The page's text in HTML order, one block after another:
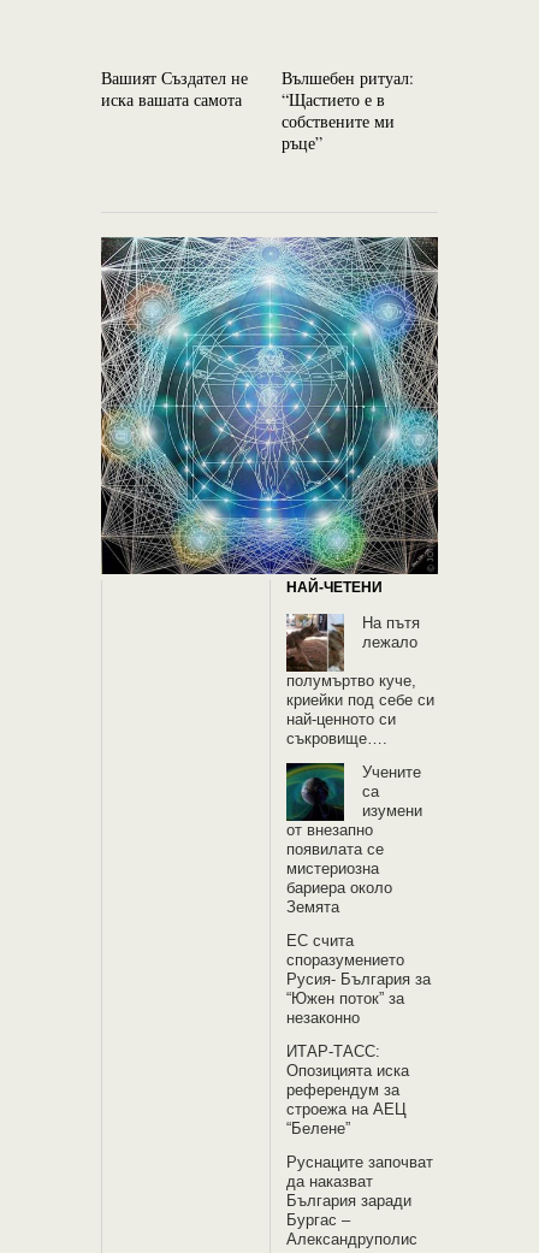
Вашият Създател не
иска вашата самота
Вълшебен ритуал:
“Щастието е в
собствените ми
ръце”
НАЙ-ЧЕТЕНИ
На пътя
лежало
полумъртво куче,
криейки под себе си
най-ценното си
съкровище….
Учените
са
изумени
от внезапно
появилата се
мистериозна
бариера около
Земята
EС счита
споразумението
Русия- България за
“Южен поток” за
незаконно
ИТАР-ТАСС:
Опозицията иска
референдум за
строежа на АЕЦ
“Белене”
Руснаците започват
да наказват
България заради
Бургас –
Александруполис